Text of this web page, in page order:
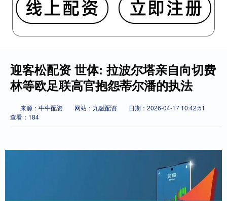
迎客松配资 世体: 拉波尔塔亲自向切费
林等欧足联高官抱怨蒂尔潘的执法
来源：牛牛配资 网站：九融配资
日期：2026-04-17 10:42:51
查看：184